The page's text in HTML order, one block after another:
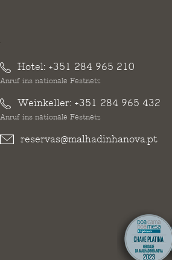
Hotel: +351 284 965 210
Anruf ins nationale Festnetz
Weinkeller: +351 284 965 432
Anruf ins nationale Festnetz
reservas@malhadinhanova.pt